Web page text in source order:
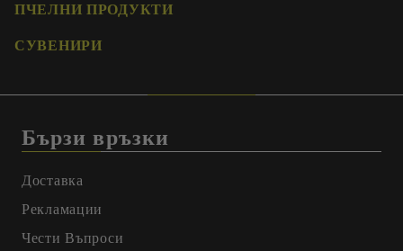
ПЧЕЛНИ ПРОДУКТИ
СУВЕНИРИ
Бързи връзки
Доставка
Рекламации
Чести Въпроси